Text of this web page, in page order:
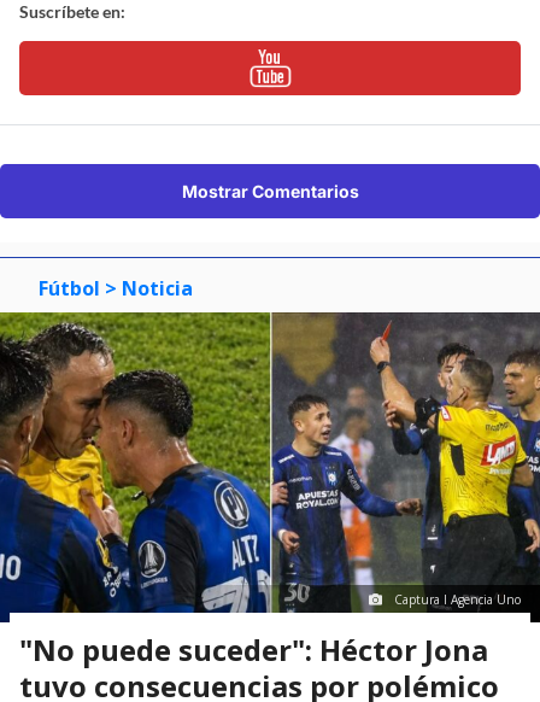
Suscríbete en:
Mostrar Comentarios
Fútbol > Noticia
Captura I Agencia Uno
"No puede suceder": Héctor Jona
tuvo consecuencias por polémico